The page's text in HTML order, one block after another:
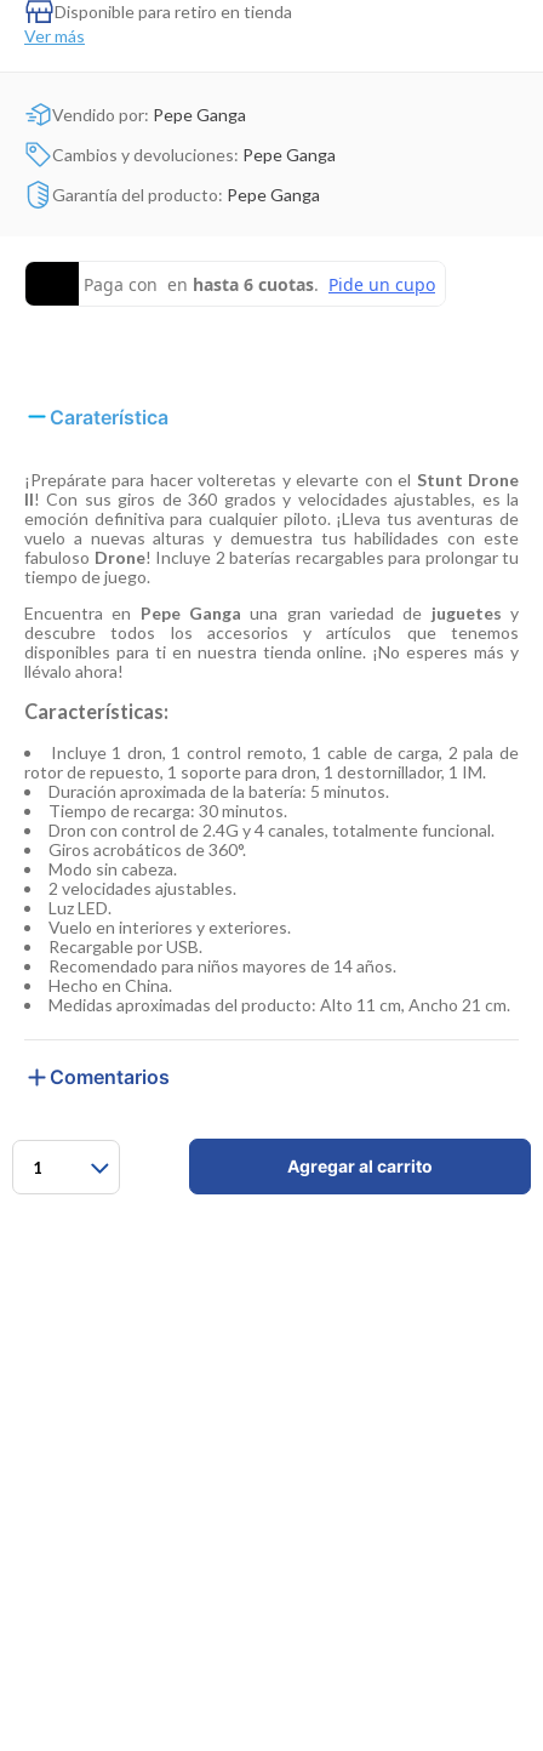
Disponible para retiro en tienda
Ver más
Vendido por: Pepe Ganga
Cambios y devoluciones: Pepe Ganga
Garantía del producto: Pepe Ganga
1 Agregar al carrito
Caraterística
¡Prepárate para hacer volteretas y elevarte con el Stunt Drone
II! Con sus giros de 360 grados y velocidades ajustables, es la
emoción definitiva para cualquier piloto. ¡Lleva tus aventuras de
vuelo a nuevas alturas y demuestra tus habilidades con este
fabuloso Drone! Incluye 2 baterías recargables para prolongar tu
tiempo de juego.
Encuentra en Pepe Ganga una gran variedad de juguetes y
descubre todos los accesorios y artículos que tenemos
disponibles para ti en nuestra tienda online. ¡No esperes más y
llévalo ahora!
Características:
Incluye 1 dron, 1 control remoto, 1 cable de carga, 2 pala de
rotor de repuesto, 1 soporte para dron, 1 destornillador, 1 IM.
Duración aproximada de la batería: 5 minutos.
Tiempo de recarga: 30 minutos.
Dron con control de 2.4G y 4 canales, totalmente funcional.
Giros acrobáticos de 360°.
Modo sin cabeza.
2 velocidades ajustables.
Luz LED.
Vuelo en interiores y exteriores.
Recargable por USB.
Recomendado para niños mayores de 14 años.
Hecho en China.
Medidas aproximadas del producto: Alto 11 cm, Ancho 21 cm.
Comentarios
Dinosaurio Juguete